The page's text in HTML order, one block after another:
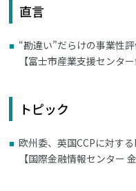
直言
“勘違い”だらけの事業性
【富士市産業支援センタ
トピック
欧州委、英国CCPに対す
【国際金融情報センター